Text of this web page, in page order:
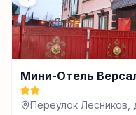
Мини-Отель
Переулок Лесников,